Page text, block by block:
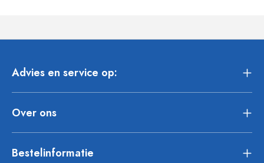
Advies en service op:
Over ons
Bestelinformatie